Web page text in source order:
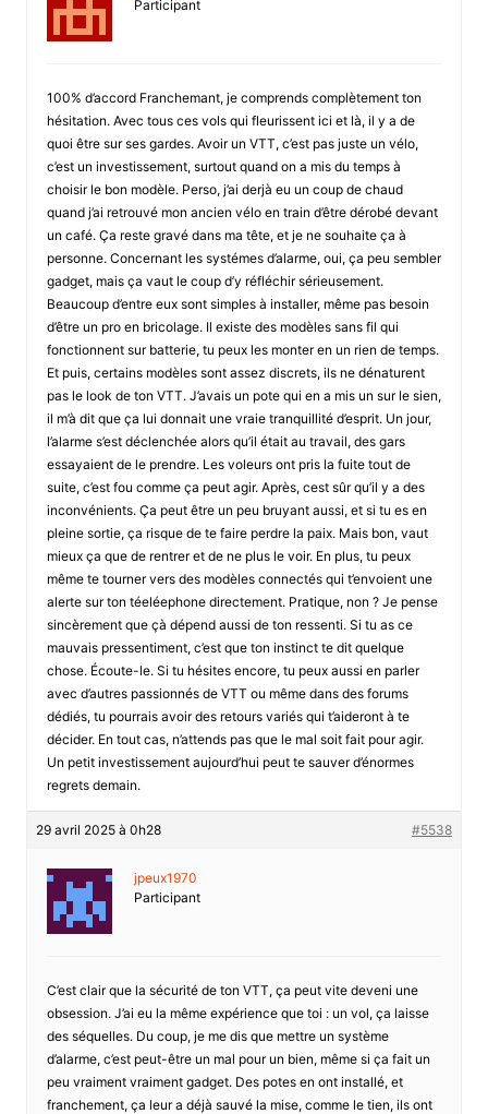
Participant
100% d’accord Franchemant, je comprends complètement ton
hésitation. Avec tous ces vols qui fleurissent ici et là, il y a de
quoi être sur ses gardes. Avoir un VTT, c’est pas juste un vélo,
c’est un investissement, surtout quand on a mis du temps à
choisir le bon modèle. Perso, j’ai derjà eu un coup de chaud
quand j’ai retrouvé mon ancien vélo en train d’être dérobé devant
un café. Ça reste gravé dans ma tête, et je ne souhaite ça à
personne. Concernant les systémes d’alarme, oui, ça peu sembler
gadget, mais ça vaut le coup d’y réfléchir sérieusement.
Beaucoup d’entre eux sont simples à installer, même pas besoin
d’être un pro en bricolage. Il existe des modèles sans fil qui
fonctionnent sur batterie, tu peux les monter en un rien de temps.
Et puis, certains modèles sont assez discrets, ils ne dénaturent
pas le look de ton VTT. J’avais un pote qui en a mis un sur le sien,
il m’à dit que ça lui donnait une vraie tranquillité d’esprit. Un jour,
l’alarme s’est déclenchée alors qu’il était au travail, des gars
essayaient de le prendre. Les voleurs ont pris la fuite tout de
suite, c’est fou comme ça peut agir. Après, cest sûr qu’il y a des
inconvénients. Ça peut être un peu bruyant aussi, et si tu es en
pleine sortie, ça risque de te faire perdre la paix. Mais bon, vaut
mieux ça que de rentrer et de ne plus le voir. En plus, tu peux
même te tourner vers des modèles connectés qui t’envoient une
alerte sur ton téeléephone directement. Pratique, non ? Je pense
sincèrement que çà dépend aussi de ton ressenti. Si tu as ce
mauvais pressentiment, c’est que ton instinct te dit quelque
chose. Écoute-le. Si tu hésites encore, tu peux aussi en parler
avec d’autres passionnés de VTT ou même dans des forums
dédiés, tu pourrais avoir des retours variés qui t’aideront à te
décider. En tout cas, n’attends pas que le mal soit fait pour agir.
Un petit investissement aujourd’hui peut te sauver d’énormes
regrets demain.
29 avril 2025 à 0h28 #5538
jpeux1970
Participant
C’est clair que la sécurité de ton VTT, ça peut vite deveni une
obsession. J’ai eu la même expérience que toi : un vol, ça laisse
des séquelles. Du coup, je me dis que mettre un système
d’alarme, c’est peut-être un mal pour un bien, même si ça fait un
peu vraiment vraiment gadget. Des potes en ont installé, et
franchement, ça leur a déjà sauvé la mise, comme le tien, ils ont